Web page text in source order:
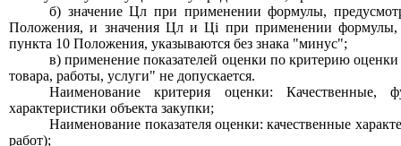
б) значение Цл при применении формулы,
Положения, и значения Цл и Цi при применении формулы,
пункта 10 Положения, указываются без знака "минус";
в) применение показателей оценки по критерию
товара, работы, услуги" не допускается.
Наименование критерия оценки: Качественные,
характеристики объекта закупки;
Наименование показателя оценки: качественные
работ);